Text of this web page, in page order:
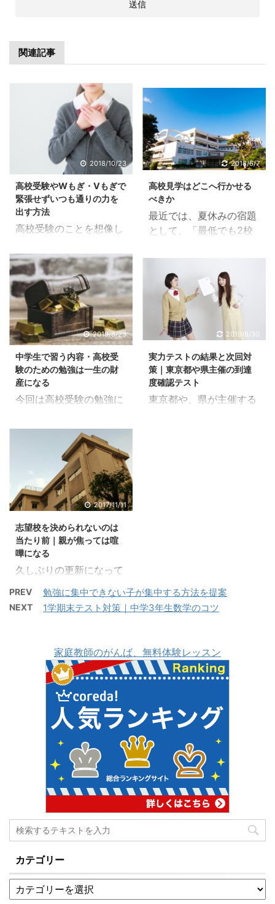
関連記事
2018/10/23
高校受験やWもぎ・Vもぎで
緊張せずいつも通りの力を
出す方法
高校受験のことを想像し
人に囲まれ、受かるかど
うか不安な中でテストを
受けるわけです。Wも
ぎ・Vもぎに関してもな
かなか思うように力が出
ない子が多いです。 緊張
せずにいつも通り力を出
すためにはどうすればい
いのでしょうか。 もくじ
1 受験当日の緊張をほぐ
す方法1.1 気になる（可能
つ減らそう2 周りも皆同
じ不安を抱えている2.1
いつも通りが何より大切
3 まとめ 受験当日の緊張
をほぐす方法 早寝早起
き、朝ごはんをきちんと
食べるなど色々言われる
わけですが、意外と指摘
されな ...
2018/6/7
高校見学はどこへ行かせる
べきか
最近では、夏休みの宿題
として、「最低でも2校
などのレポートを提出」
といったような内容が出
される学校も多いです。
しかし、この時期は自分
から興味のある高校など
あまりありません。 むや
かせてしまうと大きな誤
算が発生してしまうこと
もありますので、注意し
て見ておきましょう。 も
2019/8/23
中学生で習う内容・高校受
験のための勉強は一生の財
産になる
今回は高校受験の勉強に
中学1年生の2学期中間テ
ストで17点を取りまし
た。科目は数学です。親
が慌てて学習塾に通わせ
たほどです。英語も50点
未満でした。 学習塾に通
は取れるようになりまし
た。 しかしそれ以上の点
数を取ることは難しく、
塾では補習に呼ばれるこ
ともしばしばでした。 そ
んな私ですが、中学3年
的にするようになりまし
た。先生が勧めてくれた
高校に合格するため寝る
間も惜しんで勉強しまし
た。 高校受験のための勉
強がなぜ一生 ...
2019/8/30
実力テストの結果と次回対
策｜東京都や県主催の到達
度確認テスト
東京都や、県が主催する
校受験の練習1.1 学校のテ
ストは取れてたの
に 都立高校受験・県立高
校受験の練習 実はこれら
のテストは、都立高校受
題に似せて作ってありま
す。そんな ...
2017/11/11
志望校を決められないのは
当たり前｜親が焦っては喧
嘩になる
久しぶりの更新になって
生を持つご家族は一丸と
なって頑張っている時期
が出来ず、お母さんが焦
っていませんか？ ちなみ
に私はこの時期に明確な
志望校を決めていません
でした。 もくじ1 志望校
は何で決めるか1.1 学校が
受験色に染まる2 まとめ
志望校は何で決めるか 以
前も少し触れましたが、
志望校というのはそんな
ではりません。 とても大
切なことだから決められ
も出来ますが、もっと大
きな理由があります。 そ
れ ...
PREV 勉強に集中できない子が集中する方法を提案
NEXT 1学期末テスト対策｜中学3年生数学のコツ
家庭教師のがんば、無料体験レッスン
カテゴリー